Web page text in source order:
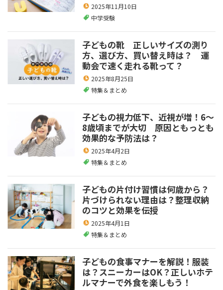
2025年11月10日
中学受験
子どもの靴 正しいサイズの測り
方、選び方、買い替え時は？ 運
動会で速く走れる靴って？
2025年8月25日
特集＆まとめ
子どもの視力低下、近視が増！6～
8歳頃までが大切 原因ともっとも
効果的な予防法は？
2025年4月2日
特集＆まとめ
子どもの片付け習慣は何歳から？
片づけられない理由は？整理収納
のコツと効果を伝授
2025年4月1日
特集＆まとめ
子どもの食事マナーを解説！服装
は？スニーカーはOK？正しいホテ
ルマナーで外食を楽しもう！